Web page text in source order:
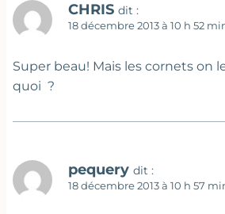
CHRIS dit :
18 décembre 2013 à 10 h 52
Super beau! Mais les cornets on
quoi ?
pequery dit :
18 décembre 2013 à 10 h 57